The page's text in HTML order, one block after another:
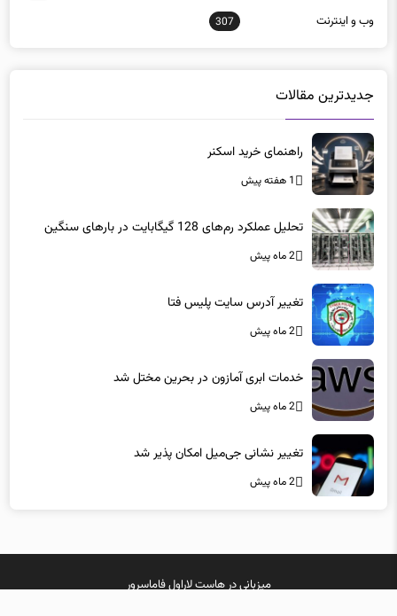
وب و اينترنت 307
جدیدترین مقالات
راهنمای خرید اسکنر
1 هفته پیش
تحلیل عملکرد رم‌های 128 گیگابایت در بارهای سنگین
2 ماه پیش
تغییر آدرس سایت پلیس فتا
2 ماه پیش
خدمات ابری آمازون در بحرین مختل شد
2 ماه پیش
تغییر نشانی جی‌میل امکان پذیر شد
2 ماه پیش
میزبانی درهاست لاراولفاماسرور